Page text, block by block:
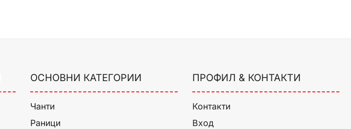
ОСНОВНИ КАТЕГОРИИ
Чанти
Раници
ПРОФИЛ & КОНТАКТИ
Контакти
Вход